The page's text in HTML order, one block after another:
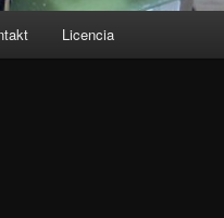
Licencia